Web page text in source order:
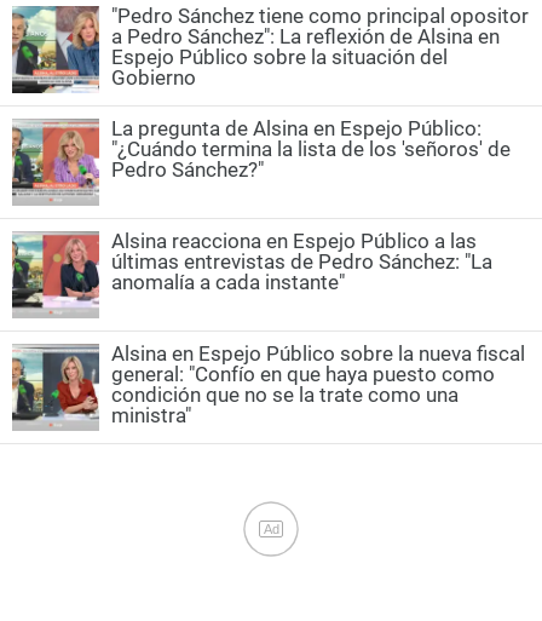
"Pedro Sánchez tiene como principal opositor
a Pedro Sánchez": La reflexión de Alsina en
Espejo Público sobre la situación del
Gobierno
La pregunta de Alsina en Espejo Público:
"¿Cuándo termina la lista de los 'señoros' de
Pedro Sánchez?"
Alsina reacciona en Espejo Público a las
últimas entrevistas de Pedro Sánchez: "La
anomalía a cada instante"
Alsina en Espejo Público sobre la nueva fiscal
general: "Confío en que haya puesto como
condición que no se la trate como una
ministra"
Ad